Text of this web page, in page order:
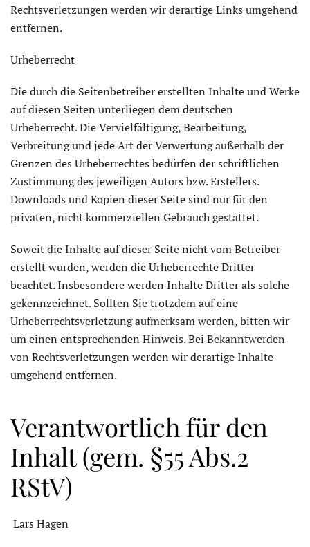
Rechtsverletzungen werden wir derartige Links umgehend
entfernen.
Urheberrecht
Die durch die Seitenbetreiber erstellten Inhalte und Werke
auf diesen Seiten unterliegen dem deutschen
Urheberrecht. Die Vervielfältigung, Bearbeitung,
Verbreitung und jede Art der Verwertung außerhalb der
Grenzen des Urheberrechtes bedürfen der schriftlichen
Zustimmung des jeweiligen Autors bzw. Erstellers.
Downloads und Kopien dieser Seite sind nur für den
privaten, nicht kommerziellen Gebrauch gestattet.
Soweit die Inhalte auf dieser Seite nicht vom Betreiber
erstellt wurden, werden die Urheberrechte Dritter
beachtet. Insbesondere werden Inhalte Dritter als solche
gekennzeichnet. Sollten Sie trotzdem auf eine
Urheberrechtsverletzung aufmerksam werden, bitten wir
um einen entsprechenden Hinweis. Bei Bekanntwerden
von Rechtsverletzungen werden wir derartige Inhalte
umgehend entfernen.
Verantwortlich für den
Inhalt (gem. §55 Abs.2
RStV)
Lars Hagen